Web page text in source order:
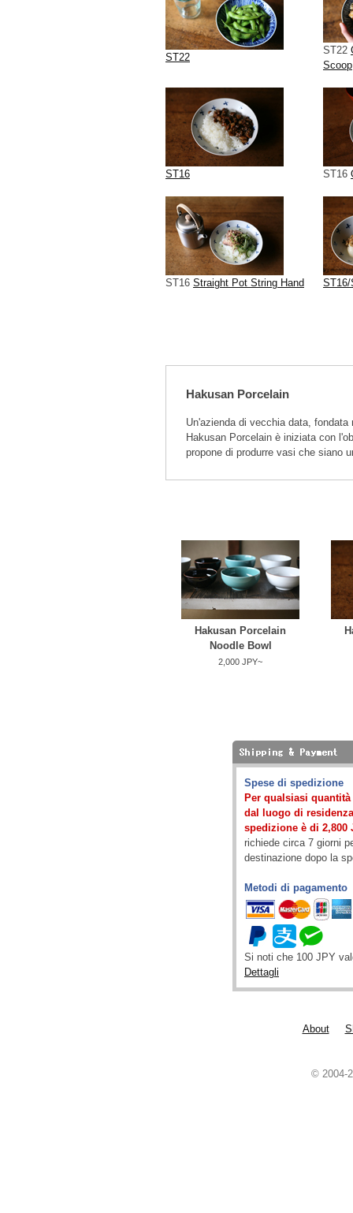
ST22
ST22
Scoop
ST16 ST16
ST16 Straight Pot String Hand ST16/
Hakusan Porcelain
Un'azienda di vecchia data,
Hakusan Porcelain è iniziata con
propone di produrre vasi che siano
Hakusan Porcelain
Noodle Bowl
2,000 JPY~
Spese di spedizione
Per qualsiasi
dal luogo di
spedizione è di 2,800
richiede circa 7 giorni
destinazione dopo la
Metodi di pagamento
Si noti che 100 JPY
Dettagli
About
© 2004-